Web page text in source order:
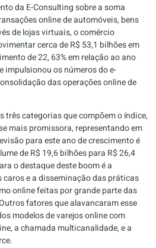
da E-Consulting sobre a soma
online de automóveis, bens
de lojas virtuais, o comércio
cerca de R$ 53,1 bilhões em
de 22, 63% em relação ao ano
impulsionou os números do e-
das operações online de
três categorias que compõem o índice,
mais promissora, representando em
para este ano de crescimento é
de R$ 19,6 bilhões para R$ 26,4
o destaque deste boom é a
e a disseminação das práticas
online feitas por grande parte das
fatores que alavancaram esse
modelos de varejos online com
a chamada multicanalidade, e a